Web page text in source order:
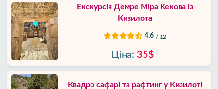
Екскурсія Демре Міра Кекова із
Кизилота
4.6 / 12
Ціна: 35$
Квадро сафарі та рафтинг у Кизилоті